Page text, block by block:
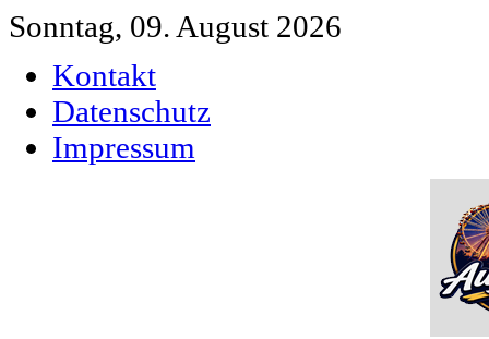
Sonntag, 09. August 2026
Kontakt
Datenschutz
Impressum